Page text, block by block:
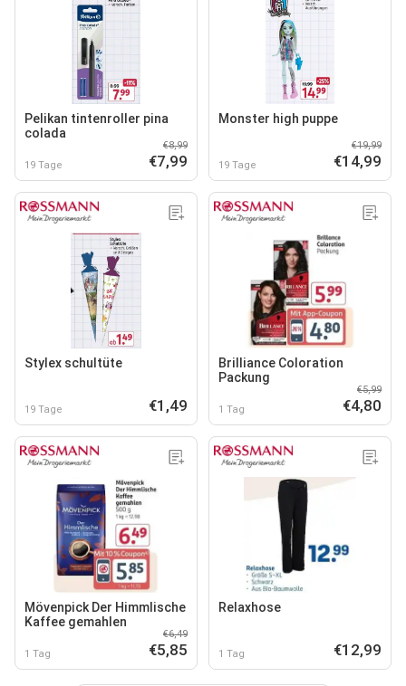
Pelikan tintenroller pina
colada
19 Tage
€8,99
€7,99
Monster high puppe
19 Tage
€19,99
€14,99
Stylex schultüte
19 Tage €1,49
Brilliance Coloration
Packung
1 Tag
€5,99
€4,80
Mövenpick Der Himmlische
Kaffee gemahlen
1 Tag
€6,49
€5,85
Relaxhose
1 Tag €12,99